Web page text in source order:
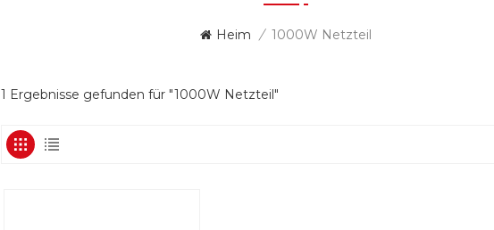
Heim / 1000W Netzteil
1 Ergebnisse gefunden für "1000W Netzteil"